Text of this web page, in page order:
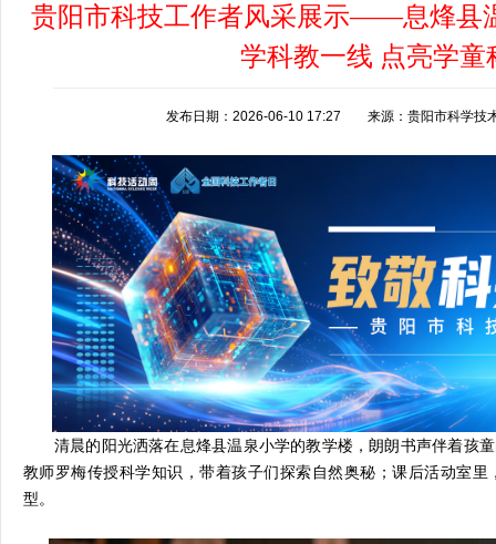
贵阳市科技工作者风采展示——息烽县
学科教一线 点亮学童
发布日期：2026-06-10 17:27 来源：贵阳市科学
清晨的阳光洒落在息烽县温泉小学的教学楼，朗朗书声伴着孩
教师罗梅传授科学知识，带着孩子们探索自然奥秘；课后活动室
型。